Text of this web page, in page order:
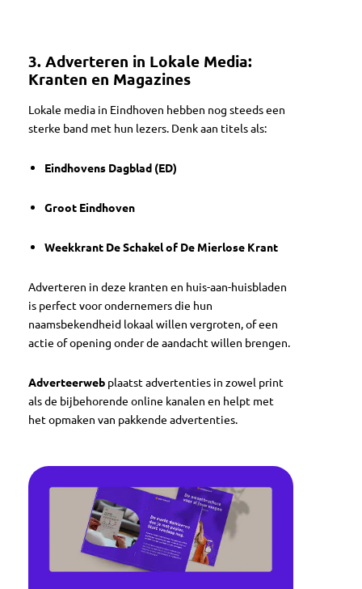
3. Adverteren in Lokale Media:
Kranten en Magazines
Lokale media in Eindhoven hebben nog steeds een
sterke band met hun lezers. Denk aan titels als:
Eindhovens Dagblad (ED)
Groot Eindhoven
Weekkrant De Schakel of De Mierlose Krant
Adverteren in deze kranten en huis-aan-huisbladen
is perfect voor ondernemers die hun
naamsbekendheid lokaal willen vergroten, of een
actie of opening onder de aandacht willen brengen.
Adverteerweb plaatst advertenties in zowel print
als de bijbehorende online kanalen en helpt met
het opmaken van pakkende advertenties.